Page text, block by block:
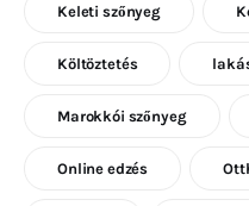
Keleti szőnyeg
Költöztetés
Marokkói szőnyeg
Online edzés